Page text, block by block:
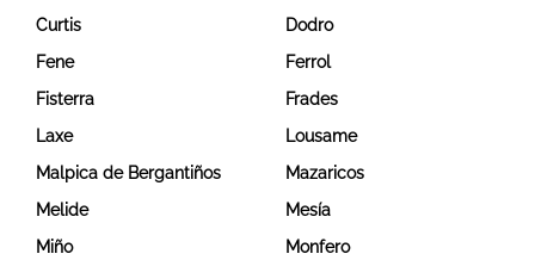
Curtis
Dodro
Fene
Ferrol
Fisterra
Frades
Laxe
Lousame
Malpica de Bergantiños
Mazaricos
Melide
Mesía
Miño
Monfero